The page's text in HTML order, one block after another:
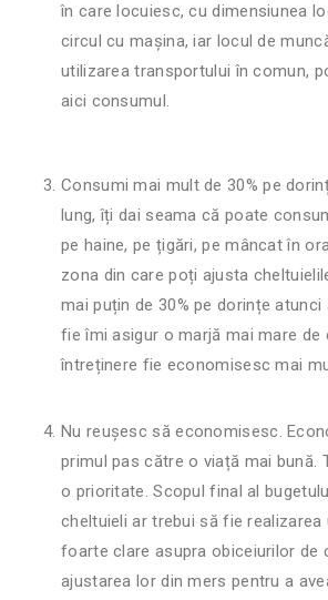
în care locuiesc, cu dimensiunea
circul cu mașina, iar locul de
utilizarea transportului în comun,
aici consumul.
Consumi mai mult de 30% pe
lung, îți dai seama că poate
pe haine, pe țigări, pe mâncat în
zona din care poți ajusta
mai puțin de 30% pe dorințe atunci
fie îmi asigur o marjă mai mare de
întreținere fie economisesc mai
Nu reușesc să economisesc.
primul pas către o viață mai bună.
o prioritate. Scopul final al
cheltuieli ar trebui să fie realizarea
foarte clare asupra obiceiurilor de
ajustarea lor din mers pentru a